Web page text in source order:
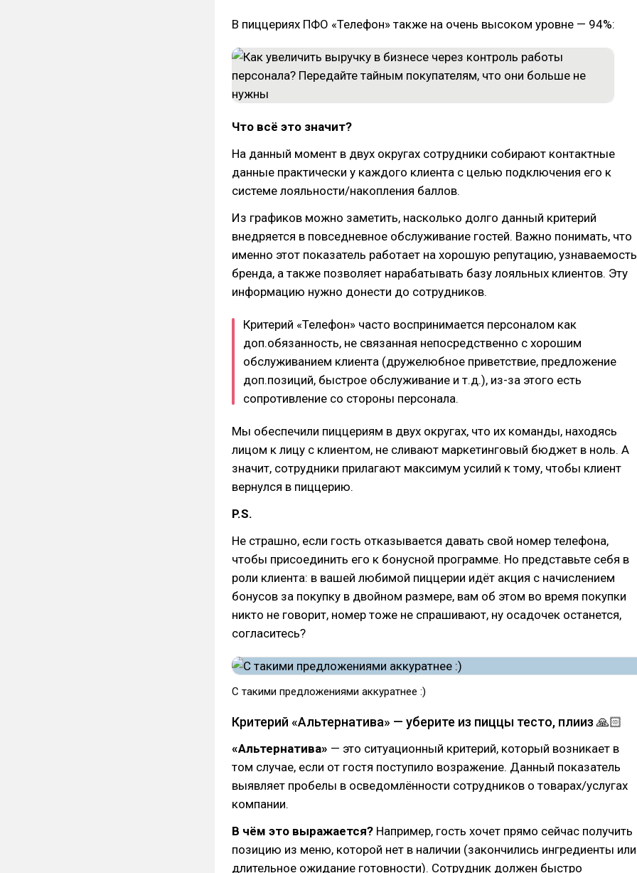
В пиццериях ПФО «Телефон» также на очень высоком уровне — 94%:
Что всё это значит?
На данный момент в двух округах сотрудники собирают контактные
данные практически у каждого клиента с целью подключения его к
системе лояльности/накопления баллов.
Из графиков можно заметить, насколько долго данный критерий
внедряется в повседневное обслуживание гостей. Важно понимать, что
именно этот показатель работает на хорошую репутацию, узнаваемость
бренда, а также позволяет нарабатывать базу лояльных клиентов. Эту
информацию нужно донести до сотрудников.
Критерий «Телефон» часто воспринимается персоналом как
доп.обязанность, не связанная непосредственно с хорошим
обслуживанием клиента (дружелюбное приветствие, предложение
доп.позиций, быстрое обслуживание и т.д.), из-за этого есть
сопротивление со стороны персонала.
Мы обеспечили пиццериям в двух округах, что их команды, находясь
лицом к лицу с клиентом, не сливают маркетинговый бюджет в ноль. А
значит, сотрудники прилагают максимум усилий к тому, чтобы клиент
вернулся в пиццерию.
P.S.
Не страшно, если гость отказывается давать свой номер телефона,
чтобы присоединить его к бонусной программе. Но представьте себя в
роли клиента: в вашей любимой пиццерии идёт акция с начислением
бонусов за покупку в двойном размере, вам об этом во время покупки
никто не говорит, номер тоже не спрашивают, ну осадочек останется,
согласитесь?
С такими предложениями аккуратнее :)
Критерий «Альтернатива» — уберите из пиццы тесто, плииз 🙏🏻
«Альтернатива» — это ситуационный критерий, который возникает в
том случае, если от гостя поступило возражение. Данный показатель
выявляет пробелы в осведомлённости сотрудников о товарах/услугах
компании.
В чём это выражается? Например, гость хочет прямо сейчас получить
позицию из меню, которой нет в наличии (закончились ингредиенты или
длительное ожидание готовности). Сотрудник должен быстро